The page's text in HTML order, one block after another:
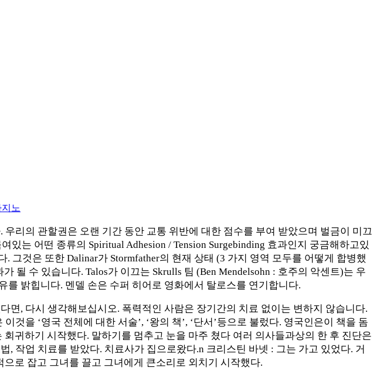
노
리의 관할권은 오랜 기간 동안 교통 위반에 대한 점수를 부여 받았으며 벌금이 미끄
는 어떤 종류의 Spiritual Adhesion / Tension Surgebinding 효과인지 궁금해하고있
그것은 또한 Dalinar가 Stormfather의 현재 상태 (3 가지 영역 모두를 어떻게 합병했
될 수 있습니다. Talos가 이끄는 Skrulls 팀 (Ben Mendelsohn : 호주의 악센트)는 우
밝힙니다. 멘델 손은 수퍼 히어로 영화에서 탈로스를 연기합니다.
, 다시 생각해보십시오. 폭력적인 사람은 장기간의 치료 없이는 변하지 않습니다.
을 ‘영국 전체에 대한 서술’, ‘왕의 책’, ‘단서’등으로 불렀다. 영국인은이 책을 돔
귀하기 시작했다. 말하기를 멈추고 눈을 마주 쳤다 여러 의사들과상의 한 후 진단은
, 작업 치료를 받았다. 치료사가 집으로왔다.n 크리스틴 바넷 : 그는 가고 있었다. 거
로 잡고 그녀를 끌고 그녀에게 큰소리로 외치기 시작했다.